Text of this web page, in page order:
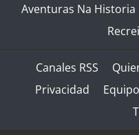
Aventuras Na Historia
Canales RSS
Privacidad
Equipo